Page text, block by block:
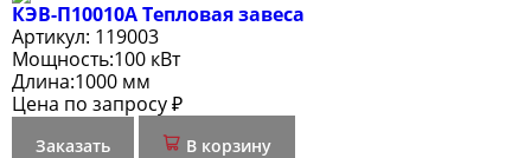
КЭВ-П10010A Тепловая завеса
Артикул: 119003
Мощность:100 кВт
Длина:1000 мм
Цена по запросу ₽
Заказать В корзину